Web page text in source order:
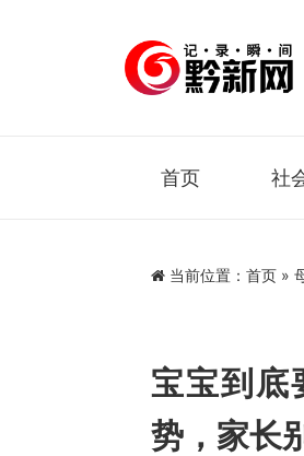
首页 社
当前位置： 首页 »
宝宝到底
势，家长